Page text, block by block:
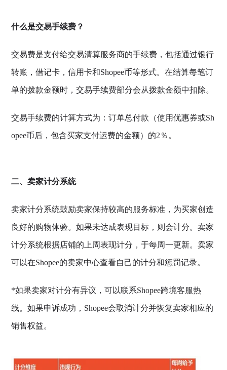
什么是交易手续费？
交易费是支付给交易清算服务商的手续费，包括通过银行
转账，借记卡，信用卡和Shopee币等形式。在结算每笔订
单的拨款金额时，交易手续费部分会从拨款金额中扣除。
交易手续费的计算方式为：订单总付款（使用优惠券或Sh
opee币后，包含买家支付运费的金额）的2％。
二、卖家计分系统
卖家计分系统鼓励卖家保持较高的服务标准，为买家创造
良好的购物体验。如果未达成表现目标，则会计分。卖家
计分系统根据店铺的上周表现计分，于每周一更新。卖家
可以在Shopee的卖家中心查看自己的计分和惩罚记录。
*如果卖家对计分有异议，可以联系Shopee跨境客服热
线。如果申诉成功，Shopee会取消计分并恢复卖家相应的
销售权益。